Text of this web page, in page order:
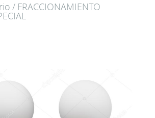
/ FRACCIONAMIENTO
Más Cursos